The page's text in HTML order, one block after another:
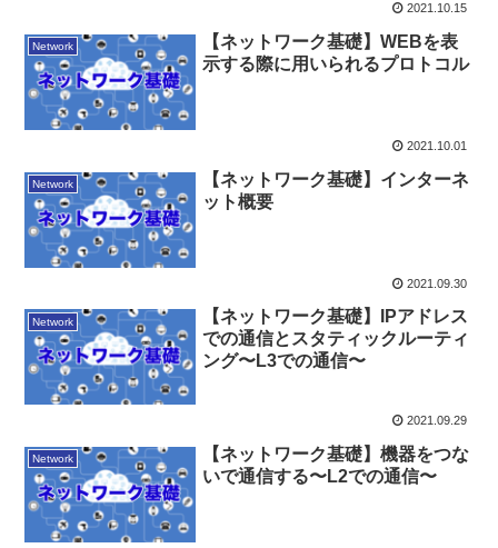
2021.10.15
Network
【ネットワーク基礎】WEBを表
示する際に用いられるプロトコル
2021.10.01
Network
【ネットワーク基礎】インターネ
ット概要
2021.09.30
Network
【ネットワーク基礎】IPアドレス
での通信とスタティックルーティ
ング〜L3での通信〜
2021.09.29
Network
【ネットワーク基礎】機器をつな
いで通信する〜L2での通信〜